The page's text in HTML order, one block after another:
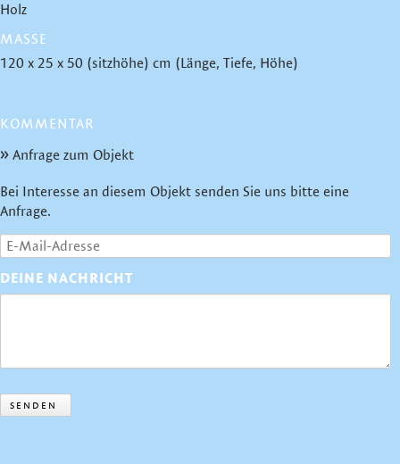
Holz
MASSE
120 x 25 x 50 (sitzhöhe) cm (Länge, Tiefe, Höhe)
KOMMENTAR
Anfrage zum Objekt
Bei Interesse an diesem Objekt senden Sie uns bitte eine
Anfrage.
DEINE NACHRICHT
SENDEN